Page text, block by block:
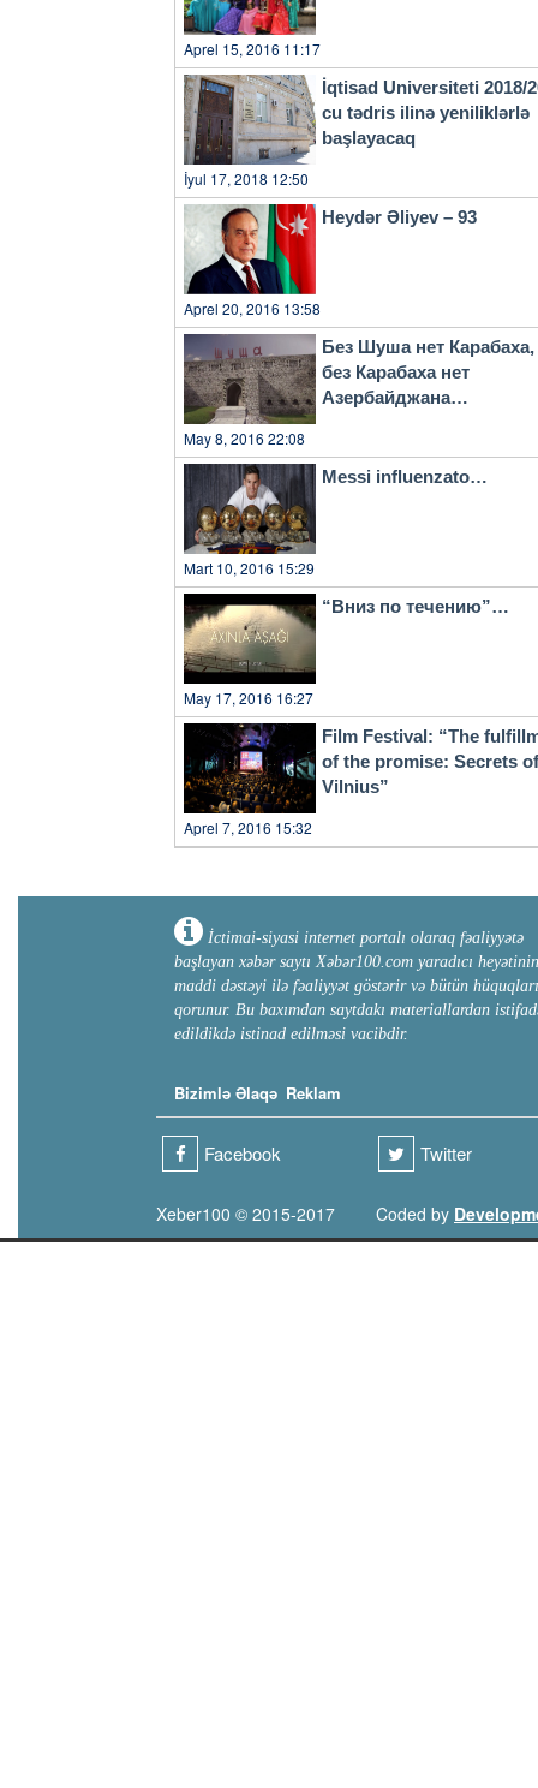
Aprel 15, 2016 11:17
İqtisad Universiteti 2018/
cu tədris ilinə yeniliklərlə
başlayacaq
İyul 17, 2018 12:50
Heydər Əliyev – 93
Aprel 20, 2016 13:58
Без Шуша нет Карабаха,
без Карабаха нет
Азербайджана…
May 8, 2016 22:08
Messi influenzato…
Mart 10, 2016 15:29
“Вниз по течению”…
May 17, 2016 16:27
Film Festival: “The
of the promise: Secrets of
Vilnius”
Aprel 7, 2016 15:32
İctimai-siyasi internet portalı olaraq fəaliyyətə
başlayan xəbər saytı Xəbər100.com yaradıcı heyətinin
maddi dəstəyi ilə fəaliyyət göstərir və bütün hüquqları
qorunur. Bu baxımdan saytdakı materiallardan
edildikdə istinad edilməsi vacibdir.
Bizimlə Əlaqə Reklam
Facebook Twitter
Xeber100 © 2015-2017 Coded by